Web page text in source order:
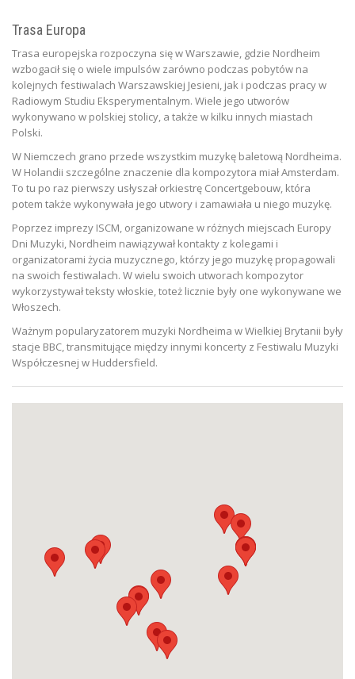
Trasa Europa
Trasa europejska rozpoczyna się w Warszawie, gdzie Nordheim
wzbogacił się o wiele impulsów zarówno podczas pobytów na
kolejnych festiwalach Warszawskiej Jesieni, jak i podczas pracy w
Radiowym Studiu Eksperymentalnym. Wiele jego utworów
wykonywano w polskiej stolicy, a także w kilku innych miastach
Polski.
W Niemczech grano przede wszystkim muzykę baletową Nordheima.
W Holandii szczególne znaczenie dla kompozytora miał Amsterdam.
To tu po raz pierwszy usłyszał orkiestrę Concertgebouw, która
potem także wykonywała jego utwory i zamawiała u niego muzykę.
Poprzez imprezy ISCM, organizowane w różnych miejscach Europy
Dni Muzyki, Nordheim nawiązywał kontakty z kolegami i
organizatorami życia muzycznego, którzy jego muzykę propagowali
na swoich festiwalach. W wielu swoich utworach kompozytor
wykorzystywał teksty włoskie, toteż licznie były one wykonywane we
Włoszech.
Ważnym popularyzatorem muzyki Nordheima w Wielkiej Brytanii były
stacje BBC, transmitujące między innymi koncerty z Festiwalu Muzyki
Współczesnej w Huddersfield.